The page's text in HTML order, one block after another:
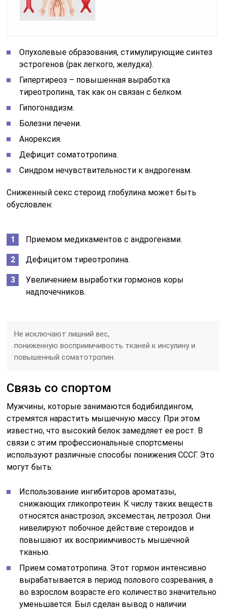
Опухолевые образования, стимулирующие синтез
эстрогенов (рак легкого, желудка).
Гипертиреоз – повышенная выработка
тиреотропина, так как он связан с белком.
Гипогонадизм.
Болезни печени.
Анорексия.
Дефицит соматотропина.
Синдром нечувствительности к андрогенам.
Сниженный секс стероид глобулина может быть
обусловлен:
Приемом медикаментов с андрогенами.
Дефицитом тиреотропина.
Увеличением выработки гормонов коры
надпочечников.
Не исключают лишний вес,
пониженную восприимчивость тканей к инсулину и
повышенный соматотропин.
Связь со спортом
Мужчины, которые занимаются бодибилдингом,
стремятся нарастить мышечную массу. При этом
известно, что высокий белок замедляет ее рост. В
связи с этим профессиональные спортсмены
используют различные способы понижения СССГ. Это
могут быть:
Использование ингибиторов ароматазы,
снижающих гликопротеин. К числу таких веществ
относятся анастрозол, эксеместан, летрозол. Они
нивелируют побочное действие стероидов и
повышают их восприимчивость мышечной
тканью.
Прием соматотропина. Этот гормон интенсивно
вырабатывается в период полового созревания, а
во взрослом возрасте его количество значительно
уменьшается. Был сделан вывод о наличии